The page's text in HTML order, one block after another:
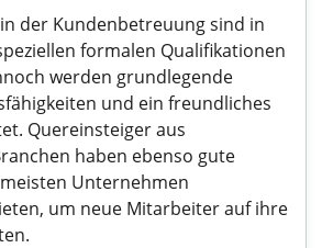
der Kundenbetreuung sind in
formalen Qualifikationen
werden grundlegende
und ein freundliches
Quereinsteiger aus
haben ebenso gute
Unternehmen
um neue Mitarbeiter auf ihre